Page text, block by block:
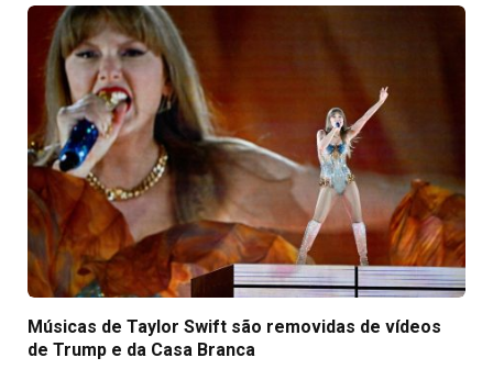
Músicas de Taylor Swift são removidas de vídeos
de Trump e da Casa Branca